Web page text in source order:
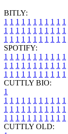
BITLY:
1 1 1 1 1 1 1 1 1 1 1
1 1 1 1 1 1 1 1 1 1 1
1 1 1 1 1 1 1 1 1 1 1
SPOTIFY:
1 1 1 1 1 1 1 1 1 1 1
1 1 1 1 1 1 1 1 1 1 1
1 1 1 1 1 1 1 1 1 1 1
CUTTLY BIO:
1
1 1 1 1 1 1 1 1 1 1 1
1 1 1 1 1 1 1 1 1 1 1
1 1 1 1 1 1 1 1 1 1 1
CUTTLY OLD: